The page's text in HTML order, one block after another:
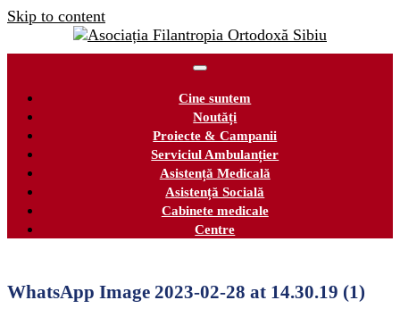
Skip to content
Cine suntem
Noutăți
Proiecte & Campanii
Serviciul Ambulanțier
Asistență Medicală
Asistență Socială
Cabinete medicale
Centre
WhatsApp Image 2023-02-28 at 14.30.19 (1)